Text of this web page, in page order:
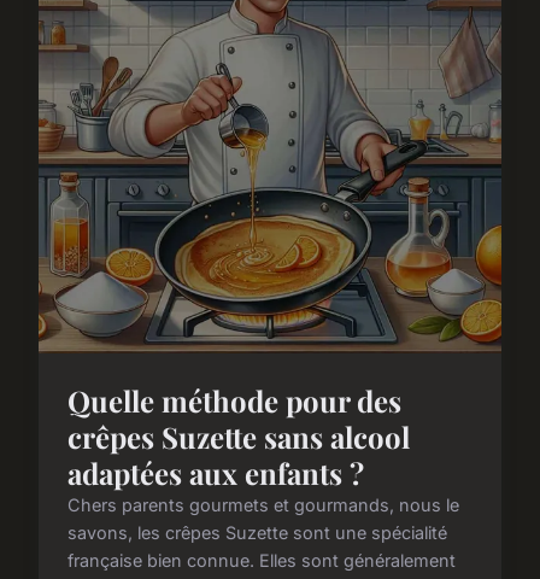
Quelle méthode pour des
crêpes Suzette sans alcool
adaptées aux enfants ?
Chers parents gourmets et gourmands, nous le
savons, les crêpes Suzette sont une spécialité
française bien connue. Elles sont généralement